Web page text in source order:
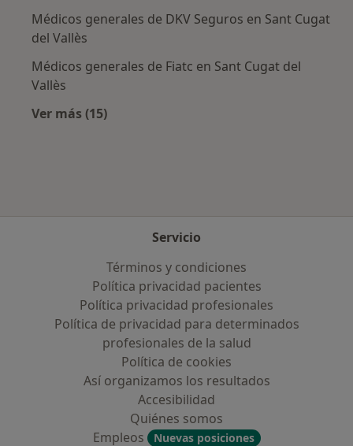
Médicos generales de DKV Seguros en Sant Cugat
del Vallès
Médicos generales de Fiatc en Sant Cugat del
Vallès
Ver más (15)
Servicio
Términos y condiciones
Política privacidad pacientes
Política privacidad profesionales
Política de privacidad para determinados
profesionales de la salud
Política de cookies
Así organizamos los resultados
Accesibilidad
Quiénes somos
Empleos
Nuevas posiciones